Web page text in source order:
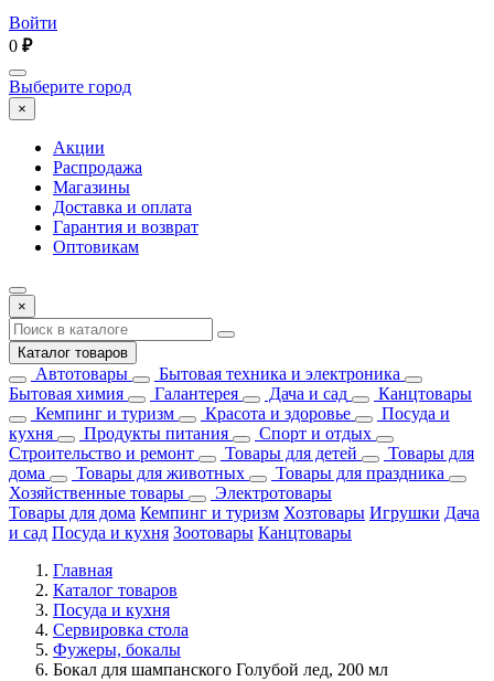
Войти
0 ₽
Выберите город
×
Акции
Распродажа
Магазины
Доставка и оплата
Гарантия и возврат
Оптовикам
×
Каталог товаров
Автотовары
Бытовая техника и электроника
Бытовая химия
Галантерея Дача и сад
Канцтовары
Кемпинг и туризм
Красота и здоровье
Посуда и
кухня
Продукты питания
Спорт и отдых
Строительство и ремонт
Товары для детей
Товары для
дома
Товары для животных
Товары для праздника
Хозяйственные товары
Электротовары
Товары для дома Кемпинг и туризм Хозтовары Игрушки Дача
и сад Посуда и кухня Зоотовары Канцтовары
Главная
Каталог товаров
Посуда и кухня
Сервировка стола
Фужеры, бокалы
Бокал для шампанского Голубой лед, 200 мл